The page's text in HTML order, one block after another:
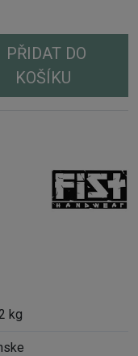
PŘIDAT DO
KOŠÍKU
kg